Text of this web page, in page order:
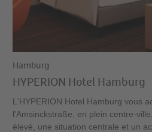
Hamburg
HYPERION Hotel Hamburg
L'HYPERION Hotel Hamburg vous
l'Amsinckstraße, en plein centre-
élevé, une situation centrale et un